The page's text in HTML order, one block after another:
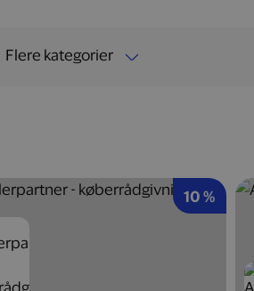
Flere kategorier
10 %